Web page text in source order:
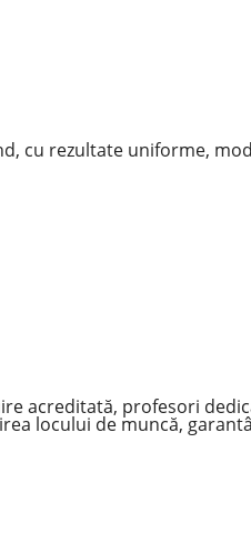
cu rezultate uniforme,
acreditată, profesori
locului de muncă,